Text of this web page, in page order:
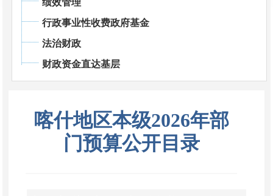
绩效管理
行政事业性收费政府基金
法治财政
财政资金直达基层
喀什地区本级2026年部
门预算公开目录